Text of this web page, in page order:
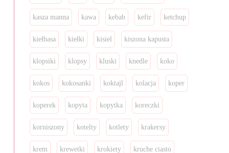
kasza manna kawa kebab kefir ketchup
kiełbasa kiełki kisiel kiszona kapusta
klopsiki klopsy kluski knedle koko
kokos kokosanki koktajl kolacja koper
koperek kopyta kopytka koreczki
korniszony kotelty kotlety krakersy
krem krewetki krokiety kruche ciasto